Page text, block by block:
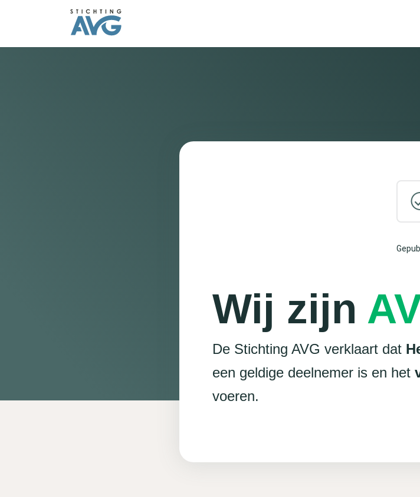
Wij zijn
De Stichting AVG verklaart dat
een geldige deelnemer is en het
voeren.